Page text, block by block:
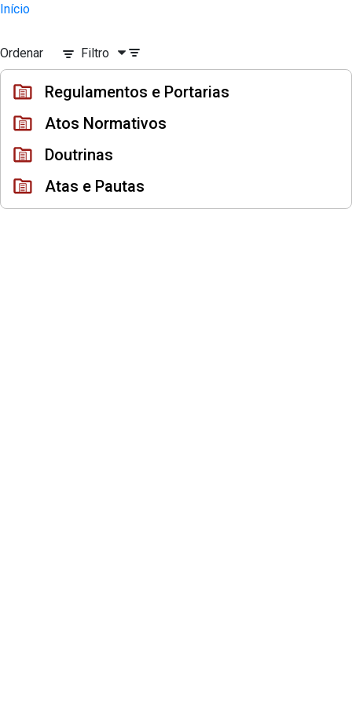
Pular para o Conteúdo principal
Instrumentos Jurídicos
Início
Ordenar Filtro
Regulamentos e Portarias
Atos Normativos
Doutrinas
Atas e Pautas